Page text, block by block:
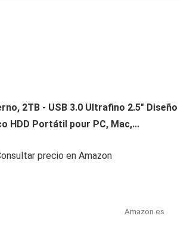
2TB - USB 3.0 Ultrafino 2.5" Diseño
HDD Portátil pour PC, Mac,...
precio en Amazon
Amazon.es